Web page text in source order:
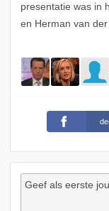
presentatie was in
en Herman van